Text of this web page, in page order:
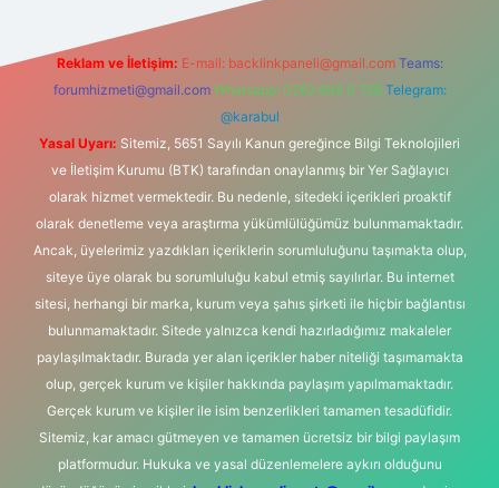
Reklam ve İletişim: E-mail: backlinkpaneli@gmail.com Teams:
forumhizmeti@gmail.com Whatsapp: 0262 606 0 726 Telegram:
@karabul
Yasal Uyarı: Sitemiz, 5651 Sayılı Kanun gereğince Bilgi Teknolojileri
ve İletişim Kurumu (BTK) tarafından onaylanmış bir Yer Sağlayıcı
olarak hizmet vermektedir. Bu nedenle, sitedeki içerikleri proaktif
olarak denetleme veya araştırma yükümlülüğümüz bulunmamaktadır.
Ancak, üyelerimiz yazdıkları içeriklerin sorumluluğunu taşımakta olup,
siteye üye olarak bu sorumluluğu kabul etmiş sayılırlar. Bu internet
sitesi, herhangi bir marka, kurum veya şahıs şirketi ile hiçbir bağlantısı
bulunmamaktadır. Sitede yalnızca kendi hazırladığımız makaleler
paylaşılmaktadır. Burada yer alan içerikler haber niteliği taşımamakta
olup, gerçek kurum ve kişiler hakkında paylaşım yapılmamaktadır.
Gerçek kurum ve kişiler ile isim benzerlikleri tamamen tesadüfidir.
Sitemiz, kar amacı gütmeyen ve tamamen ücretsiz bir bilgi paylaşım
platformudur. Hukuka ve yasal düzenlemelere aykırı olduğunu